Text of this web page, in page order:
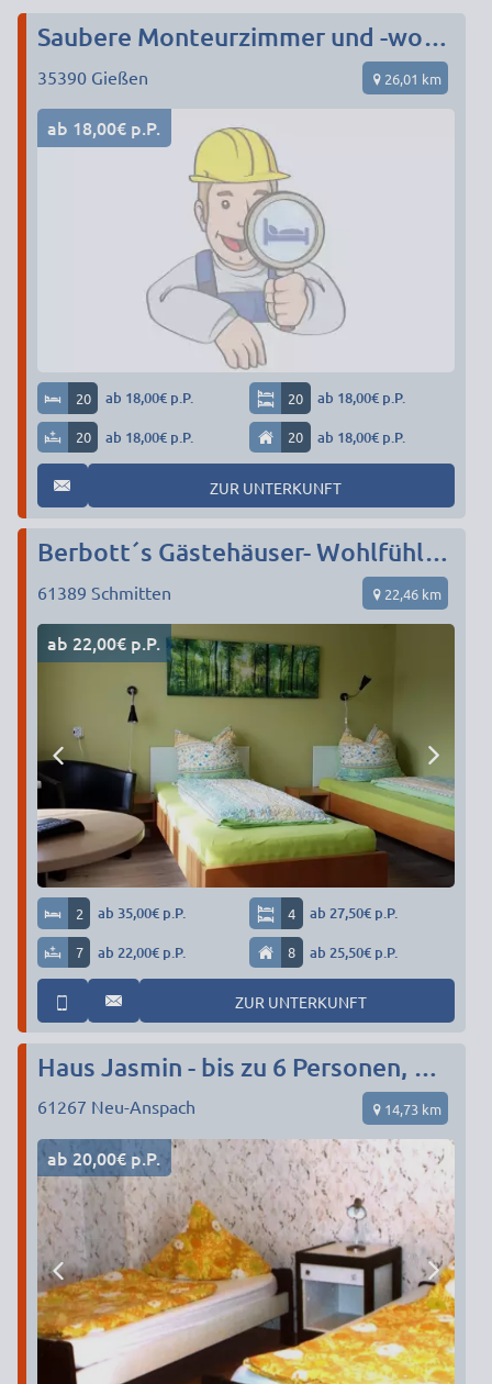
Saubere Monteurzimmer und -wohnungen in Gießen
35390 Gießen 26,01 km
ab 18,00€ p.P.
20 ab 18,00€ p.P. 20 ab 18,00€ p.P.
20 ab 18,00€ p.P. 20 ab 18,00€ p.P.
ZUR UNTERKUNFT
Berbott´s Gästehäuser- Wohlfühlen im Taunus/Niederreifenberg
61389 Schmitten 22,46 km
ab 22,00€ p.P.
2 ab 35,00€ p.P. 4 ab 27,50€ p.P.
7 ab 22,00€ p.P. 8 ab 25,50€ p.P.
ZUR UNTERKUNFT
Haus Jasmin - bis zu 6 Personen, Anbindung Rhein-Main, Hessenpark
61267 Neu-Anspach 14,73 km
ab 20,00€ p.P.